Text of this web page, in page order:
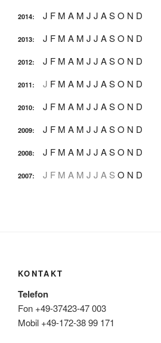
2014: J F M A M J J ASO N D
2013: J F M A M J J ASO N D
2012: J F M A M J J ASO N D
2011: J F M A M J J ASO N D
2010: J F M A M J J ASO N D
2009: J F M A M J J ASO N D
2008: J F M A M J J ASO N D
2007: J F M A M J J A S O N D
KONTAKT
Telefon
Fon +49-37423-47 003
Mobil +49-172-38 99 171